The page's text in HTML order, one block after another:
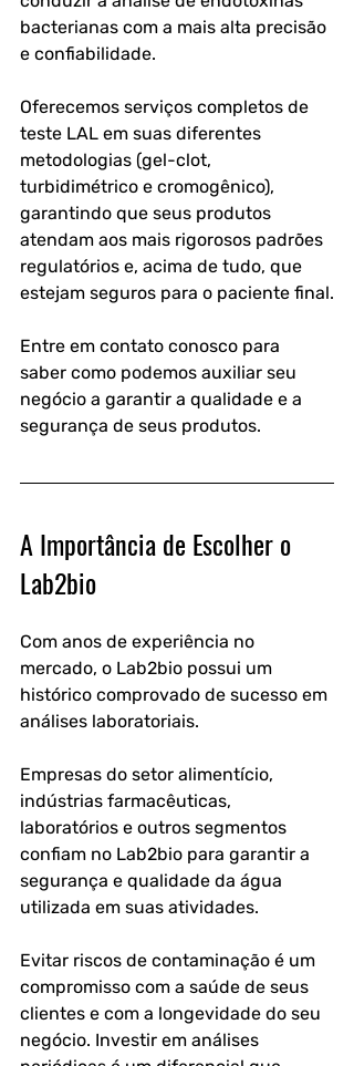
bacterianas com a mais alta precisão
e confiabilidade.
Oferecemos serviços completos de
teste LAL em suas diferentes
metodologias (gel-clot,
turbidimétrico e cromogênico),
garantindo que seus produtos
atendam aos mais rigorosos padrões
regulatórios e, acima de tudo, que
estejam seguros para o paciente final.
Entre em contato conosco para
saber como podemos auxiliar seu
negócio a garantir a qualidade e a
segurança de seus produtos.
A Importância de Escolher o
Lab2bio
Com anos de experiência no
mercado, o Lab2bio possui um
histórico comprovado de sucesso em
análises laboratoriais.
Empresas do setor alimentício,
indústrias farmacêuticas,
laboratórios e outros segmentos
confiam no Lab2bio para garantir a
segurança e qualidade da água
utilizada em suas atividades.
Evitar riscos de contaminação é um
compromisso com a saúde de seus
clientes e com a longevidade do seu
negócio. Investir em análises